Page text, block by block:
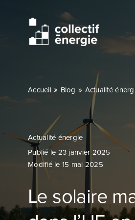
contenu
Accueil» Blog » Actualité
Actualité énergie
Publié le 23 janvier 2025
Modifié le 15 mai 2025
Le solaire